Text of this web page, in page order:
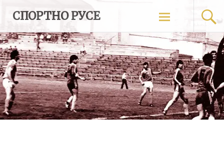
content
СПОРТНО РУСЕ